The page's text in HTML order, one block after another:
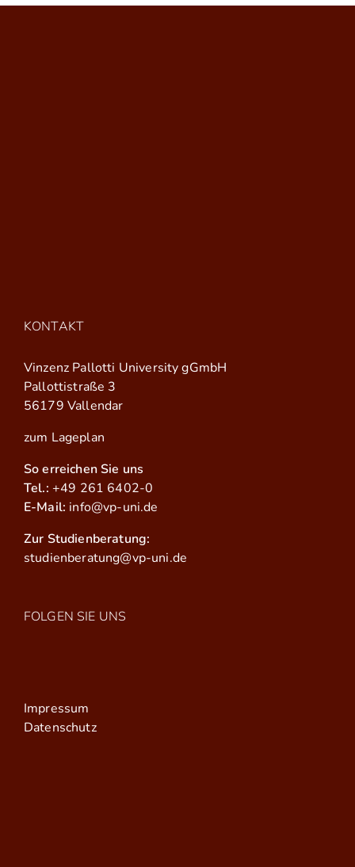
KONTAKT
Vinzenz Pallotti University gGmbH
Pallottistraße 3
56179 Vallendar
zum Lageplan
So erreichen Sie uns
Tel.: +49 261 6402-0
E-Mail: info@vp-uni.de
Zur Studienberatung:
studienberatung@vp-uni.de
FOLGEN SIE UNS
Impressum
Datenschutz